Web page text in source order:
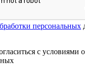
персональных
с условиями